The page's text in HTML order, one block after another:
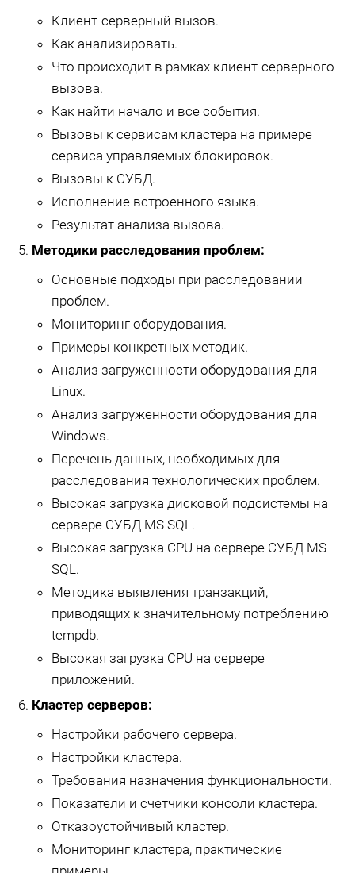
Клиент-серверный вызов.
Как анализировать.
Что происходит в рамках клиент-серверного
вызова.
Как найти начало и все события.
Вызовы к сервисам кластера на примере
сервиса управляемых блокировок.
Вызовы к СУБД.
Исполнение встроенного языка.
Результат анализа вызова.
Методики расследования проблем:
Основные подходы при расследовании
проблем.
Мониторинг оборудования.
Примеры конкретных методик.
Анализ загруженности оборудования для
Linux.
Анализ загруженности оборудования для
Windows.
Перечень данных, необходимых для
расследования технологических проблем.
Высокая загрузка дисковой подсистемы на
сервере СУБД MS SQL.
Высокая загрузка CPU на сервере СУБД MS
SQL.
Методика выявления транзакций,
приводящих к значительному потреблению
tempdb.
Высокая загрузка CPU на сервере
приложений.
Кластер серверов:
Настройки рабочего сервера.
Настройки кластера.
Требования назначения функциональности.
Показатели и счетчики консоли кластера.
Отказоустойчивый кластер.
Мониторинг кластера, практические